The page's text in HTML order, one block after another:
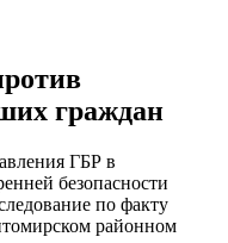
граждан
ГБР в
безопасности
по факту
районном